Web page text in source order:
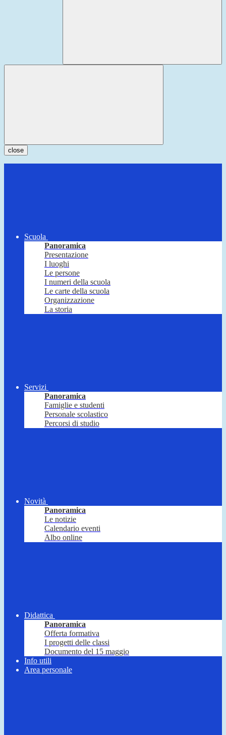
close
Scuola
Panoramica
Presentazione
I luoghi
Le persone
I numeri della scuola
Le carte della scuola
Organizzazione
La storia
Servizi
Panoramica
Famiglie e studenti
Personale scolastico
Percorsi di studio
Novità
Panoramica
Le notizie
Calendario eventi
Albo online
Didattica
Panoramica
Offerta formativa
I progetti delle classi
Documento del 15 maggio
Info utili
Area personale